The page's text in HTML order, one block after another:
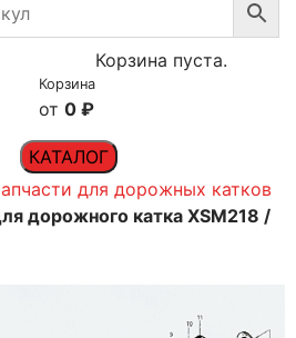
Корзина
0 ₽
Корзина пуста.
КАТАЛОГ
для дорожных катков
дорожного катка XSM218 /